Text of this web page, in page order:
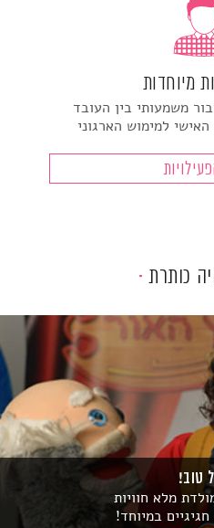
מיוחדות
משמעותי בין העובד
למימוש הארגוני
כותרת
טוב!
מלא חוויות
במיוחד!